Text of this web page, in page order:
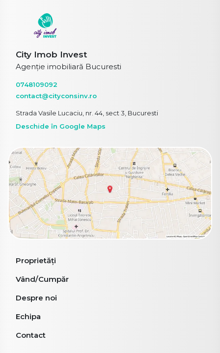
City Imob Invest
Agenție imobiliară Bucuresti
0748109092
contact@cityconsinv.ro
Strada Vasile Lucaciu, nr. 44, sect 3, Bucuresti
Deschide în Google Maps
Proprietăți
Vând/Cumpăr
Despre noi
Echipa
Contact